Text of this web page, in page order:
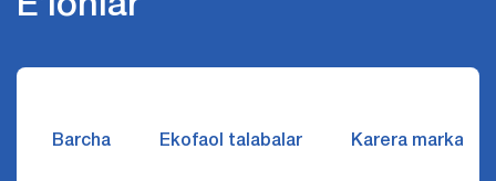
Barcha Ekofaol talabalar Karera markazi